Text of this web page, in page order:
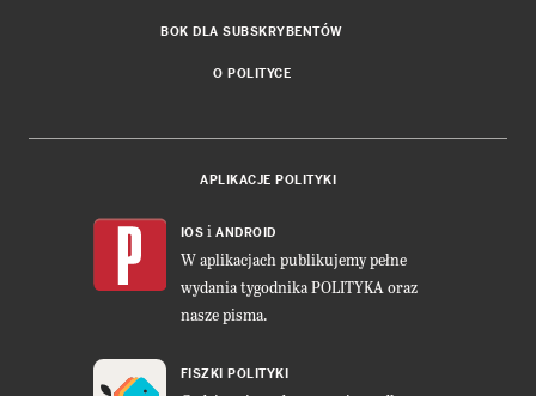
BOK DLA SUBSKRYBENTÓW
O POLITYCE
APLIKACJE POLITYKI
IOS i ANDROID
W aplikacjach publikujemy pełne
wydania tygodnika POLITYKA oraz
nasze pisma.
FISZKI POLITYKI